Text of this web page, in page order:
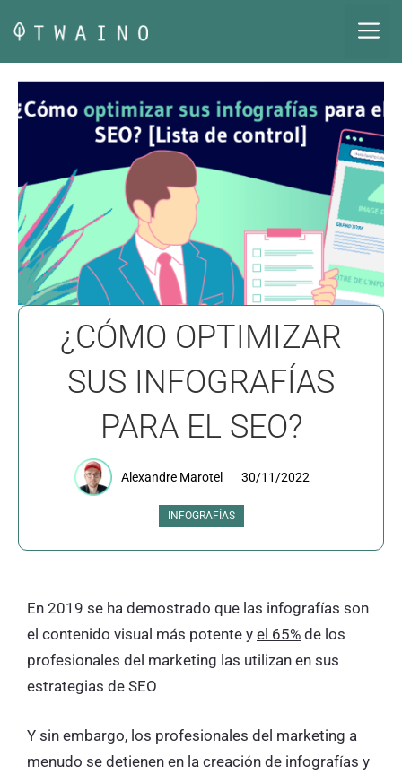
contenido
¿CÓMO OPTIMIZAR
SUS INFOGRAFÍAS
PARA EL SEO?
Alexandre Marotel 30/11/2022
INFOGRAFÍAS
En 2019 se ha demostrado que las infografías son
el contenido visual más potente y el 65% de los
profesionales del marketing las utilizan en sus
estrategias de SEO
Y sin embargo, los profesionales del marketing a
menudo se detienen en la creación de infografías y